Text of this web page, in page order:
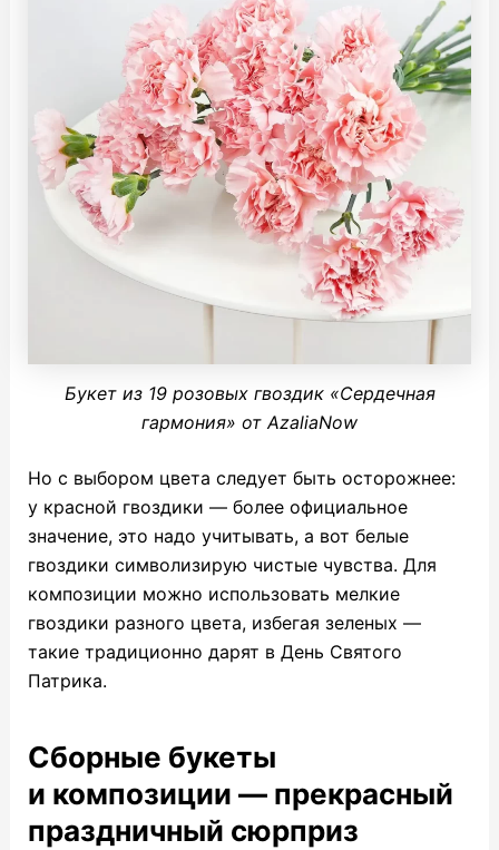
Букет из 19 розовых гвоздик «Сердечная
гармония» от AzaliaNow
Но с выбором цвета следует быть осторожнее:
у красной гвоздики — более официальное
значение, это надо учитывать, а вот белые
гвоздики символизирую чистые чувства. Для
композиции можно использовать мелкие
гвоздики разного цвета, избегая зеленых —
такие традиционно дарят в День Святого
Патрика.
Сборные букеты
и композиции — прекрасный
праздничный сюрприз